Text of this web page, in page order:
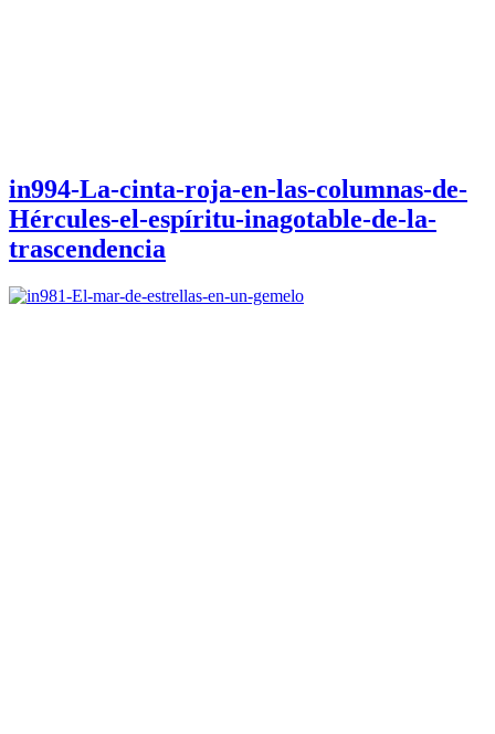
in994-La-cinta-roja-en-las-columnas-de-
Hércules-el-espíritu-inagotable-de-la-
trascendencia